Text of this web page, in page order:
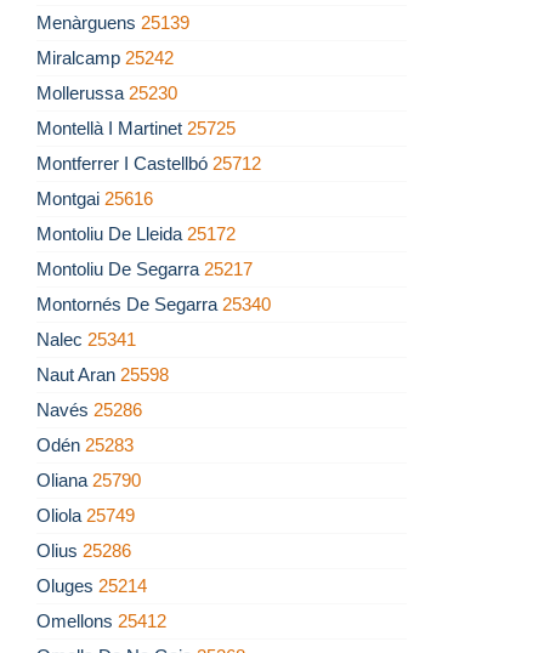
Menàrguens 25139
Miralcamp 25242
Mollerussa 25230
Montellà I Martinet 25725
Montferrer I Castellbó 25712
Montgai 25616
Montoliu De Lleida 25172
Montoliu De Segarra 25217
Montornés De Segarra 25340
Nalec 25341
Naut Aran 25598
Navés 25286
Odén 25283
Oliana 25790
Oliola 25749
Olius 25286
Oluges 25214
Omellons 25412